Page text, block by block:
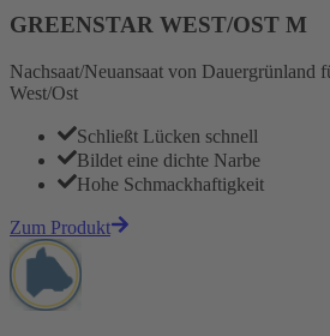
GREENSTAR WEST/OST M
Nachsaat/Neuansaat von Dauergrünland
West/Ost
Schließt Lücken schnell
Bildet eine dichte Narbe
Hohe Schmackhaftigkeit
Zum Produkt